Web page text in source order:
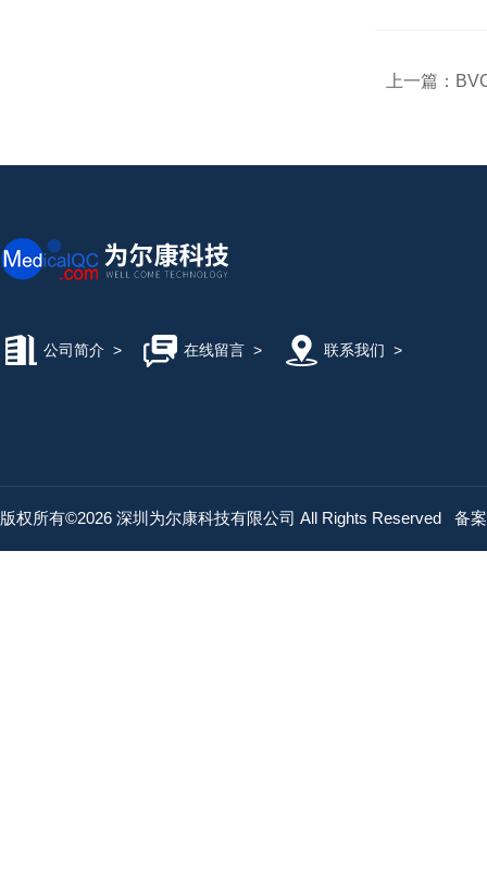
上一篇：
公司简介 > 在线留言> 联系我们 >
版权所有©2026 深圳为尔康科技有限公司 All Rights Reserved 备